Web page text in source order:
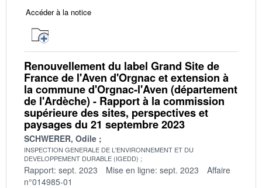
Accéder à la notice
Renouvellement du label Grand Site de
France de l'Aven d'Orgnac et extension à
la commune d'Orgnac-l'Aven (département
de l'Ardèche) - Rapport à la commission
supérieure des sites, perspectives et
paysages du 21 septembre 2023
SCHWERER, Odile
INSPECTION GENERALE DE L'ENVIRONNEMENT ET DU
DEVELOPPEMENT DURABLE (IGEDD)
Rapport: sept. 2023 Mise en ligne: sept. 2023
Affaire
n°014985-01